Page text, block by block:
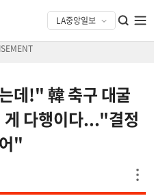
데!" 韓 축구 대굴
다행이다..."결정
"